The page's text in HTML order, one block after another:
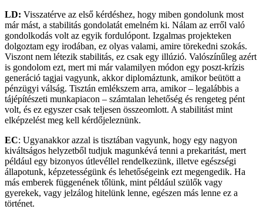
LD: Visszatérve az első kérdéshez, hogy miben gondolunk most
már mást, a stabilitás gondolatát emelném ki. Nálam az erről való
gondolkodás volt az egyik fordulópont. Izgalmas projekteken
dolgoztam egy irodában, ez olyas valami, amire törekedni szokás.
Viszont nem létezik stabilitás, ez csak egy illúzió. Valószínűleg azért
is gondolom ezt, mert mi már valamilyen módon egy poszt-krízis
generáció tagjai vagyunk, akkor diplomáztunk, amikor beütött a
pénzügyi válság. Tisztán emlékszem arra, amikor – legalábbis a
tájépítészeti munkapiacon – számtalan lehetőség és rengeteg pént
volt, és ez egyszer csak teljesen összeomlott. A stabilitást mint
elképzelést meg kell kérdőjeleznünk.
EC: Ugyanakkor azzal is tisztában vagyunk, hogy egy nagyon
kiváltságos helyzetből tudjuk magunkévá tenni a prekaritást, mert
például egy bizonyos útlevéllel rendelkezünk, illetve egészségi
állapotunk, képzetességünk és lehetőségeink ezt megengedik. Ha
más emberek függenének tőlünk, mint például szülők vagy
gyerekek, vagy jelzálog hitelünk lenne, egészen más lenne ez a
történet.